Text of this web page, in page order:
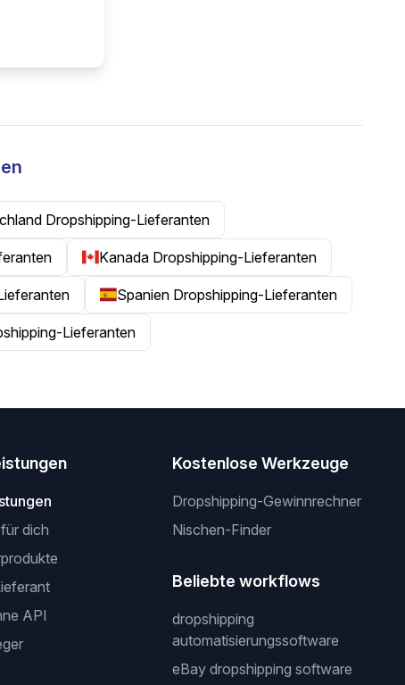
Dropshipping-Lieferanten
Kanada Dropshipping-Lieferanten
Spanien Dropshipping-Lieferanten
Lieferanten
dich
API
Kostenlose Werkzeuge
Dropshipping-Gewinnrechner
Nischen-Finder
Beliebte workflows
dropshipping
automatisierungssoftware
eBay dropshipping software